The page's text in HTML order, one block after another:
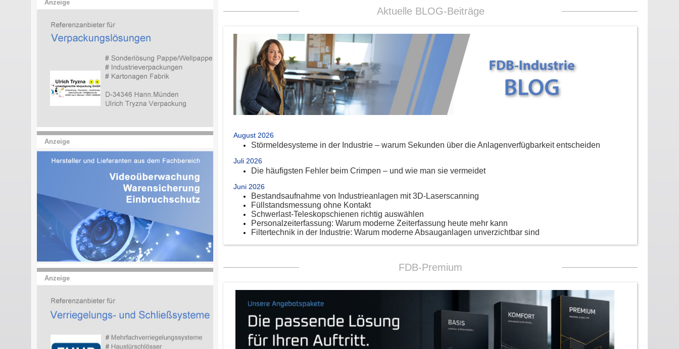
Anzeige
Anzeige
Anzeige
Aktuelle BLOG-Beiträge
August 2026
Störmeldesysteme in der Industrie – warum Sekunden über die Anlagenverfügbarkeit entscheiden
Juli 2026
Die häufigsten Fehler beim Crimpen – und wie man sie vermeidet
Juni 2026
Bestandsaufnahme von Industrieanlagen mit 3D-Laserscanning
Füllstandsmessung ohne Kontakt
Schwerlast-Teleskopschienen richtig auswählen
Personalzeiterfassung: Warum moderne Zeiterfassung heute mehr kann
Filtertechnik in der Industrie: Warum moderne Absauganlagen unverzichtbar sind
FDB-Premium